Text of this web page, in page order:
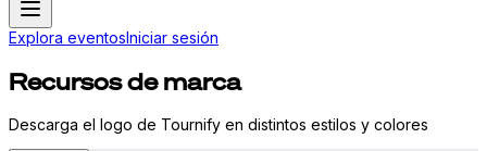
Explora eventosIniciar sesión
Recursos de marca
Descarga el logo de Tournify en distintos estilos y colores